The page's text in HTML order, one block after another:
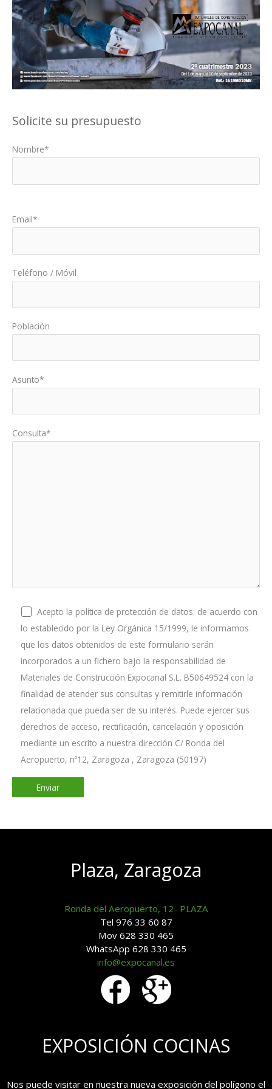
Solicite su presupuesto
Nombre*
Email*
Teléfono / Móvil
Población
Asunto*
Consulta*
Acepto la política de protección de datos: de acuerdo con
lo establecido por la Ley Orgánica 15/1999, le informamos
que los datos obtenidos de este formulario serán
incorporados a un fichero bajo la responsabilidad de
Materiales de Construcción Expocanal S.L. B50649524 con la
finalidad de atender sus consultas y remitirle información
relacionada que pueda ser de su interés. Puede ejercer sus
derechos de acceso, rectificación, cancelación y oposición
mediante un escrito a nuestra dirección C/ Ronda del
Aeropuerto, nº12, Zaragoza , Zaragoza (50197)
Plaza, Zaragoza
Ronda del Aeropuerto, 12- PLAZA
Tel 976 33 60 87
Mov 628 330 465
WhatsApp 628 330 465
info@expocanal.es
EXPOSICIÓN COCINAS
Nos puede visitar en nuestra nueva exposición del polígono el